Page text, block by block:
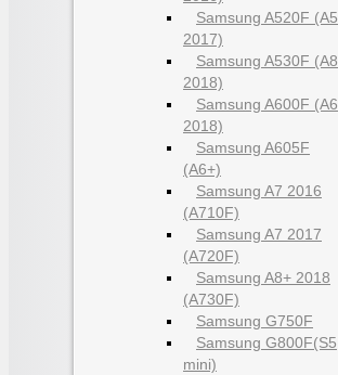
Samsung A520F (A5
2017)
Samsung A530F (A8
2018)
Samsung A600F (A6
2018)
Samsung A605F
(A6+)
Samsung A7 2016
(A710F)
Samsung A7 2017
(A720F)
Samsung A8+ 2018
(A730F)
Samsung G750F
Samsung G800F(S5
mini)